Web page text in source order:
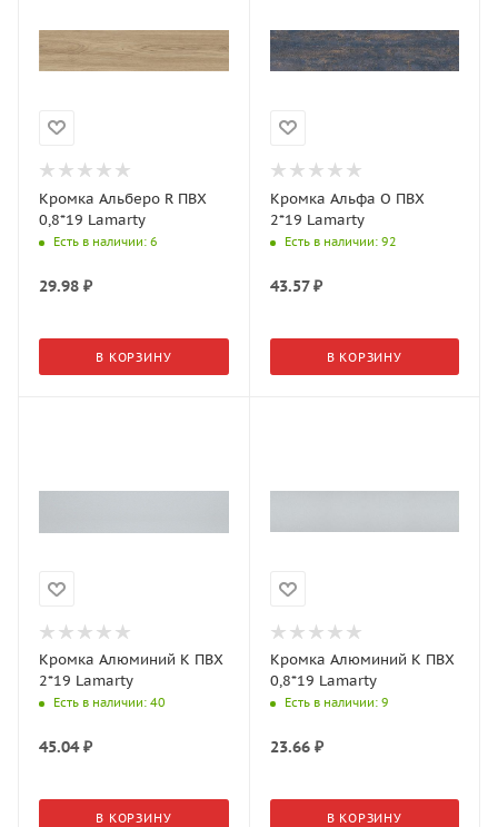
Кромка Альберо R ПВХ
0,8*19 Lamarty
Есть в наличии: 6
29.98 ₽
В КОРЗИНУ
Кромка Альфа О ПВХ
2*19 Lamarty
Есть в наличии: 92
43.57₽
В КОРЗИНУ
Кромка Алюминий K ПВХ
2*19 Lamarty
Есть в наличии: 40
45.04₽
В КОРЗИНУ
Кромка Алюминий К ПВХ
0,8*19 Lamarty
Есть в наличии: 9
23.66₽
В КОРЗИНУ